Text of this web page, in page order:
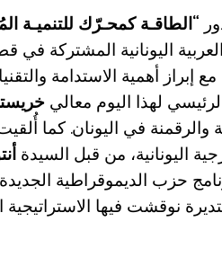
“الطاقـة كمحـرّك للتنميـة
اليونانية المشتركة في
إبراز أهمية الاستدامة
لهذا اليوم معالي
والرقمنة في اليونان. كما
اليونانية، من قبل السيدة
حزب الديموقراطية
نوقشت فيها الاستراتيجية